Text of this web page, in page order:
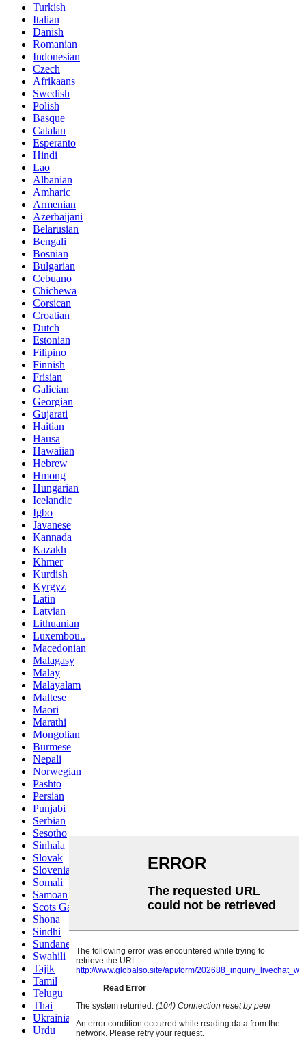
Turkish
Italian
Danish
Romanian
Indonesian
Czech
Afrikaans
Swedish
Polish
Basque
Catalan
Esperanto
Hindi
Lao
Albanian
Amharic
Armenian
Azerbaijani
Belarusian
Bengali
Bosnian
Bulgarian
Cebuano
Chichewa
Corsican
Croatian
Dutch
Estonian
Filipino
Finnish
Frisian
Galician
Georgian
Gujarati
Haitian
Hausa
Hawaiian
Hebrew
Hmong
Hungarian
Icelandic
Igbo
Javanese
Kannada
Kazakh
Khmer
Kurdish
Kyrgyz
Latin
Latvian
Lithuanian
Luxembou..
Macedonian
Malagasy
Malay
Malayalam
Maltese
Maori
Marathi
Mongolian
Burmese
Nepali
Norwegian
Pashto
Persian
Punjabi
Serbian
Sesotho
Sinhala
Slovak
Slovenian
Somali
Samoan
Scots Gaelic
Shona
Sindhi
Sundanese
Swahili
Tajik
Tamil
Telugu
Thai
Ukrainian
Urdu